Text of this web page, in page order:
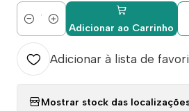
QuantidadeAdicionar ao Carrinho
Adicionar à lista de
Mostrar stock das